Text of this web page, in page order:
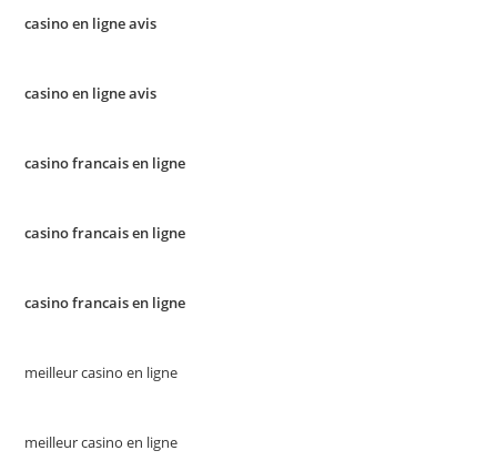
casino en ligne avis
casino en ligne avis
casino francais en ligne
casino francais en ligne
casino francais en ligne
meilleur casino en ligne
meilleur casino en ligne